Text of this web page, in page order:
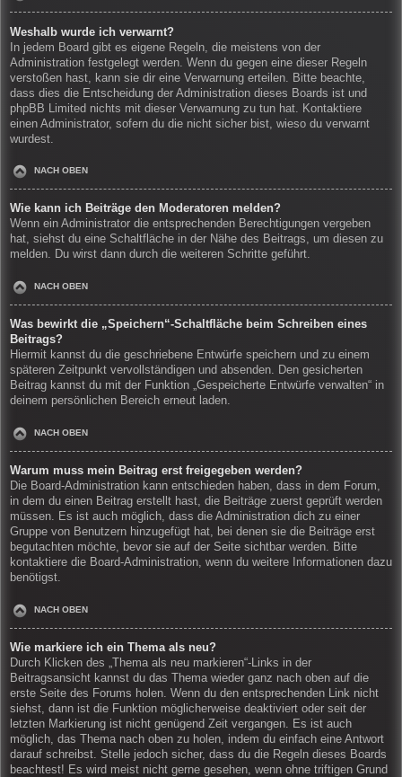
Weshalb wurde ich verwarnt?
In jedem Board gibt es eigene Regeln, die meistens von der
Administration festgelegt werden. Wenn du gegen eine dieser Regeln
verstoßen hast, kann sie dir eine Verwarnung erteilen. Bitte beachte,
dass dies die Entscheidung der Administration dieses Boards ist und
phpBB Limited nichts mit dieser Verwarnung zu tun hat. Kontaktiere
einen Administrator, sofern du die nicht sicher bist, wieso du verwarnt
wurdest.
NACH OBEN
Wie kann ich Beiträge den Moderatoren melden?
Wenn ein Administrator die entsprechenden Berechtigungen vergeben
hat, siehst du eine Schaltfläche in der Nähe des Beitrags, um diesen zu
melden. Du wirst dann durch die weiteren Schritte geführt.
NACH OBEN
Was bewirkt die „Speichern“-Schaltfläche beim Schreiben eines
Beitrags?
Hiermit kannst du die geschriebene Entwürfe speichern und zu einem
späteren Zeitpunkt vervollständigen und absenden. Den gesicherten
Beitrag kannst du mit der Funktion „Gespeicherte Entwürfe verwalten“ in
deinem persönlichen Bereich erneut laden.
NACH OBEN
Warum muss mein Beitrag erst freigegeben werden?
Die Board-Administration kann entschieden haben, dass in dem Forum,
in dem du einen Beitrag erstellt hast, die Beiträge zuerst geprüft werden
müssen. Es ist auch möglich, dass die Administration dich zu einer
Gruppe von Benutzern hinzugefügt hat, bei denen sie die Beiträge erst
begutachten möchte, bevor sie auf der Seite sichtbar werden. Bitte
kontaktiere die Board-Administration, wenn du weitere Informationen dazu
benötigst.
NACH OBEN
Wie markiere ich ein Thema als neu?
Durch Klicken des „Thema als neu markieren“-Links in der
Beitragsansicht kannst du das Thema wieder ganz nach oben auf die
erste Seite des Forums holen. Wenn du den entsprechenden Link nicht
siehst, dann ist die Funktion möglicherweise deaktiviert oder seit der
letzten Markierung ist nicht genügend Zeit vergangen. Es ist auch
möglich, das Thema nach oben zu holen, indem du einfach eine Antwort
darauf schreibst. Stelle jedoch sicher, dass du die Regeln dieses Boards
beachtest! Es wird meist nicht gerne gesehen, wenn ohne triftigen Grund